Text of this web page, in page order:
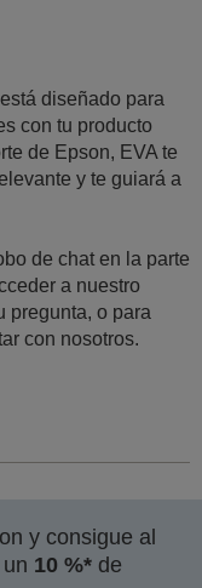
diseñado para
con tu producto
de Epson, EVA te
y te guiará a
de chat en la parte
a nuestro
pregunta, o para
con nosotros.
y consigue al
10 %* de